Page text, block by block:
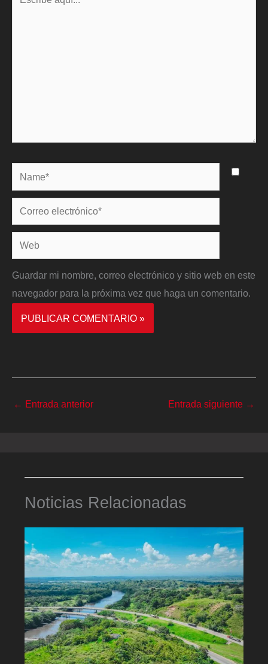
Name*
Correo
electrónico*
Web
Guardar mi nombre, correo electrónico y sitio web en este
navegador para la próxima vez que haga un comentario.
← Entrada anterior Entrada siguiente →
Noticias Relacionadas